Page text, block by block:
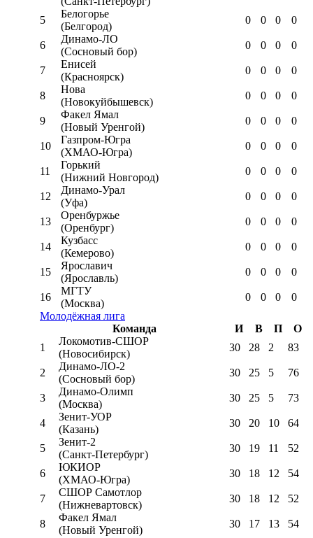
5
Белогорье
(Белгород)
0 0 0 0
6
Динамо-ЛО
(Сосновый бор)
0 0 0 0
7
Енисей
(Красноярск)
0 0 0 0
8
Нова
(Новокуйбышевск)
0 0 0 0
9
Факел Ямал
(Новый Уренгой)
0 0 0 0
10
Газпром-Югра
(ХМАО-Югра)
0 0 0 0
11
Горький
(Нижний Новгород)
0 0 0 0
12
Динамо-Урал
(Уфа)
0 0 0 0
13
Оренбуржье
(Оренбург)
0 0 0 0
14
Кузбасс
(Кемерово)
0 0 0 0
15
Ярославич
(Ярославль)
0 0 0 0
16
МГТУ
(Москва)
0 0 0
0
Молодёжная лига
Команда
И В П
О
1
Локомотив-CШОР
(Новосибирск)
30 28 2 83
2
Динамо-ЛО-2
(Сосновый бор)
30 25 5 76
3
Динамо-Олимп
(Москва)
30 25 5 73
4
Зенит-УОР
(Казань)
30 20 10 64
5
Зенит-2
(Санкт-Петербург)
30 19 11 52
6
ЮКИОР
(ХМАО-Югра)
30 18 12 54
7
СШОР Самотлор
(Нижневартовск)
30 18 12 52
8
Факел Ямал
(Новый Уренгой)
30 17 13 54